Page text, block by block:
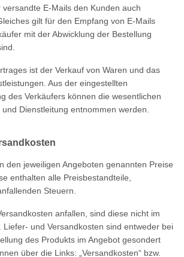
E-Mails den Kunden auch
gilt für den Empfang von E-Mails
mit der Abwicklung der Bestellung
ist der Verkauf von Waren und das
Aus der eingestellten
des Verkäufers können die wesentlichen
Dienstleitung entnommen werden.
den jeweiligen Angeboten genannten Preise
enthalten alle Preisbestandteile,
Steuern.
anfallen, sind diese nicht im
Liefer- und Versandkosten sind entweder bei
des Produkts im Angebot gesondert
über die Links: „Versandkosten“ bzw.